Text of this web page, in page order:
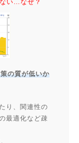
い…なぜ？
の質が低いか
り、関連性の
最適化など疎